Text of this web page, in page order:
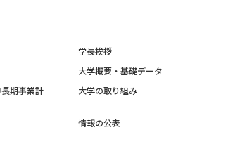
学長挨拶
大学概要・基礎データ
期事業計
大学の取り組み
情報の公表